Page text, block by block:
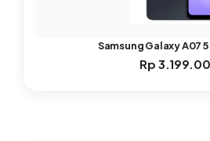
Samsung Galaxy A07
Rp